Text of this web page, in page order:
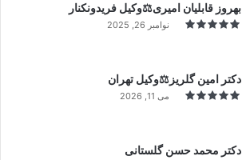
بهروز قابلیان امیری⚖️وکیل فریدونکنار
نوامبر 26, 2025
دکتر امین گلریز⚖️وکیل تهران
می 11, 2026
دکتر محمد حسن گلستانی